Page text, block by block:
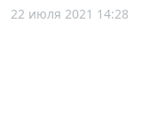
22 июля 2021 14:28